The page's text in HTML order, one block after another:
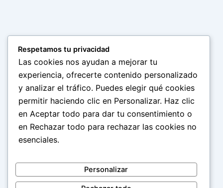
Respetamos tu privacidad
Las cookies nos ayudan a mejorar tu
experiencia, ofrecerte contenido personalizado
y analizar el tráfico. Puedes elegir qué cookies
permitir haciendo clic en Personalizar. Haz clic
en Aceptar todo para dar tu consentimiento o
en Rechazar todo para rechazar las cookies no
esenciales.
Personalizar